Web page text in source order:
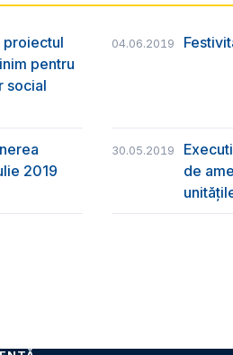
proiectul
pentru
social
04.06.2019
2019
30.05.2019
de